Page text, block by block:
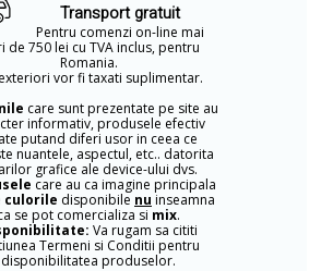
Transport gratuit
Pentru comenzi on-line mai
de 750 lei cu TVA inclus, pentru
Romania.
vor fi taxati suplimentar.
care sunt prezentate pe site au
informativ, produsele efectiv
putand diferi usor in ceea ce
nuantele, aspectul, etc.. datorita
grafice ale device-ului dvs.
care au ca imagine principala
culorile disponibile nu inseamna
se pot comercializa si mix.
Va rugam sa cititi
Termeni si Conditii pentru
disponibilitatea produselor.